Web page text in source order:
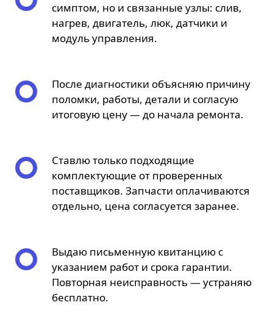
симптом, но и связанные узлы: слив,
нагрев, двигатель, люк, датчики и
модуль управления.
После диагностики объясняю причину
поломки, работы, детали и согласую
итоговую цену — до начала ремонта.
Ставлю только подходящие
комплектующие от проверенных
поставщиков. Запчасти оплачиваются
отдельно, цена согласуется заранее.
Выдаю письменную квитанцию с
указанием работ и срока гарантии.
Повторная неисправность — устраняю
бесплатно.